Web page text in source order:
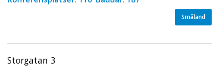
Småland
Storgatan 3